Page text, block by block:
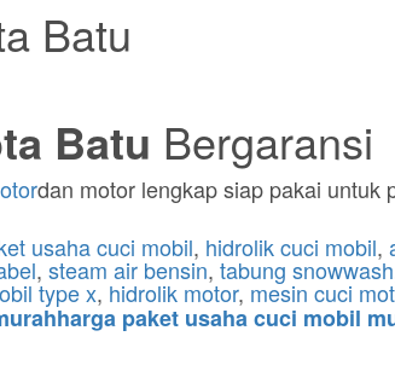
Batu
Batu Bergaransi
dan motor lengkap siap pakai untuk
usaha cuci mobil, hidrolik cuci mobil,
, steam air bensin, tabung snowwash
type x, hidrolik motor, mesin cuci
paket usaha cuci mobil